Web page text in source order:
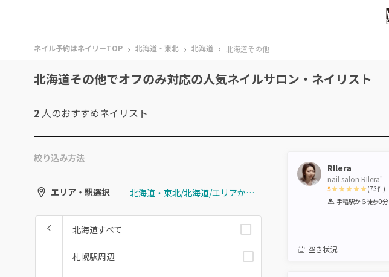
ネイル予約はネイリーTOP › 北海道・東北 › 北海道 › 北海道その他
北海道その他でオフのみ対応の人気ネイルサロン・ネイリスト
2 人のおすすめネイリスト
絞り込み方法
エリア・駅選択 北海道・東北/北海道/エリアから選ぶ/北海道その他
北海道すべて
札幌駅周辺
RIlera
nail salon RIlera"
5
1 2 3 4 5
(73件)
手稲駅から徒歩0分
空き状況